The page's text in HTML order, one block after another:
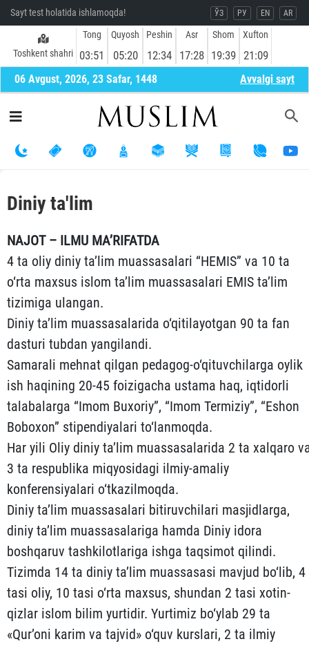
Sayt test holatida ishlamoqda! ЎЗ РУ EN AR
Toshkent shahri
Tong
03:51
Quyosh
05:20
Peshin
12:34
Asr
17:28
Shom
19:39
Xufton
21:09
06 Avgust, 2026, 23 Safar, 1448 Avvalgi sayt
Diniy ta'lim
NAJOT – ILMU MA’RIFATDA
4 ta oliy diniy ta’lim muassasalari “HEMIS” va 10 ta
o‘rta maxsus islom ta’lim muassasalari EMIS ta’lim
tizimiga ulangan.
Diniy ta’lim muassasalarida o‘qitilayotgan 90 ta fan
dasturi tubdan yangilandi.
Samarali mehnat qilgan pedagog-o‘qituvchilarga oylik
ish haqining 20-45 foizigacha ustama haq, iqtidorli
talabalarga “Imom Buxoriy”, “Imom Termiziy”, “Eshon
Boboxon” stipendiyalari to‘lanmoqda.
Har yili Oliy diniy ta’lim muassasalarida 2 ta xalqaro
3 ta respublika miqyosidagi ilmiy-amaliy
konferensiyalari o‘tkazilmoqda.
Diniy ta’lim muassasalari bitiruvchilari masjidlarga,
diniy ta’lim muassasalariga hamda Diniy idora
boshqaruv tashkilotlariga ishga taqsimot qilindi.
Tizimda 14 ta diniy ta’lim muassasasi mavjud bo‘lib, 4
tasi oliy, 10 tasi o‘rta maxsus, shundan 2 tasi xotin-
qizlar islom bilim yurtidir. Yurtimiz bo‘ylab 29 ta
«Qur’oni karim va tajvid» o‘quv kurslari, 2 ta ilmiy